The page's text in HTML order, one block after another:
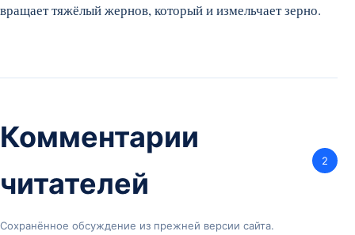
вращает тяжёлый жернов, который и измельчает зерно.
Комментарии
читателей
2
Сохранённое обсуждение из прежней версии сайта.